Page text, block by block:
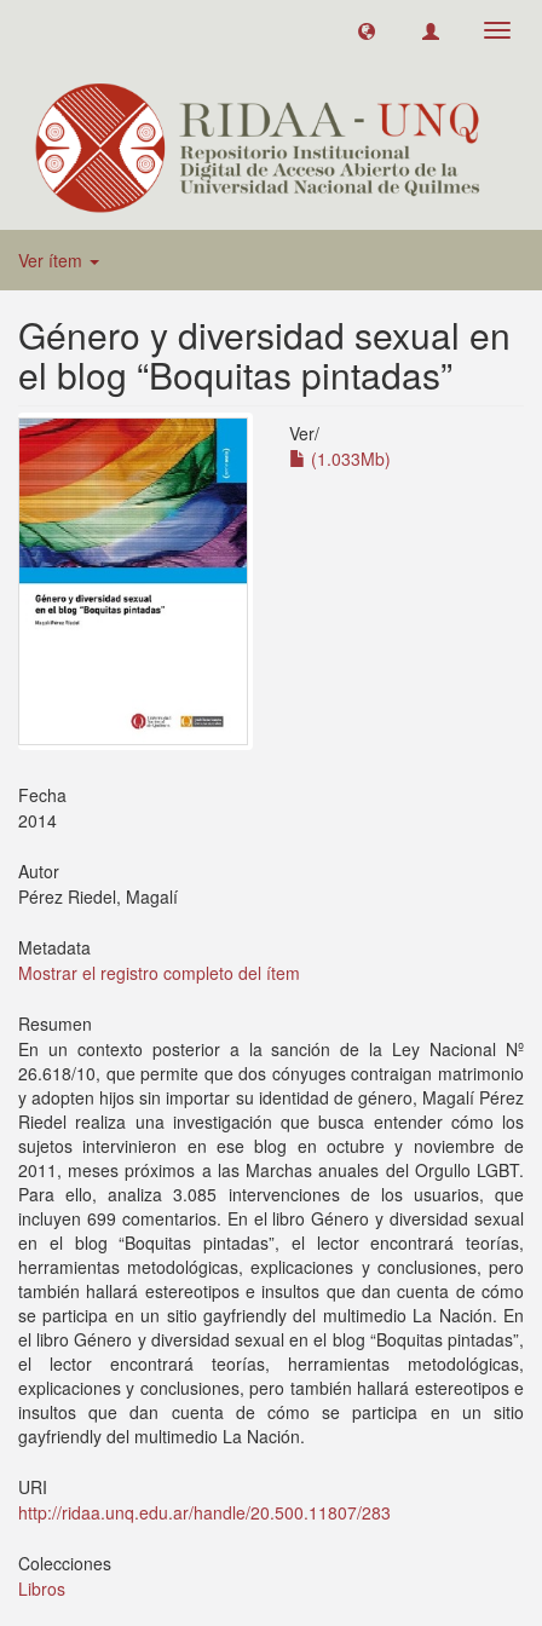
Ver ítem
Género y diversidad sexual en
el blog “Boquitas pintadas”
Ver/
(1.033Mb)
Fecha
2014
Autor
Pérez Riedel, Magalí
Metadata
Mostrar el registro completo del ítem
Resumen
En un contexto posterior a la sanción de la Ley Nacional Nº
26.618/10, que permite que dos cónyuges contraigan matrimonio
y adopten hijos sin importar su identidad de género, Magalí Pérez
Riedel realiza una investigación que busca entender cómo los
sujetos intervinieron en ese blog en octubre y noviembre de
2011, meses próximos a las Marchas anuales del Orgullo LGBT.
Para ello, analiza 3.085 intervenciones de los usuarios, que
incluyen 699 comentarios. En el libro Género y diversidad sexual
en el blog “Boquitas pintadas”, el lector encontrará teorías,
herramientas metodológicas, explicaciones y conclusiones, pero
también hallará estereotipos e insultos que dan cuenta de cómo
se participa en un sitio gayfriendly del multimedio La Nación. En
el libro Género y diversidad sexual en el blog “Boquitas pintadas”,
el lector encontrará teorías, herramientas metodológicas,
explicaciones y conclusiones, pero también hallará estereotipos e
insultos que dan cuenta de cómo se participa en un sitio
gayfriendly del multimedio La Nación.
URI
http://ridaa.unq.edu.ar/handle/20.500.11807/283
Colecciones
Libros